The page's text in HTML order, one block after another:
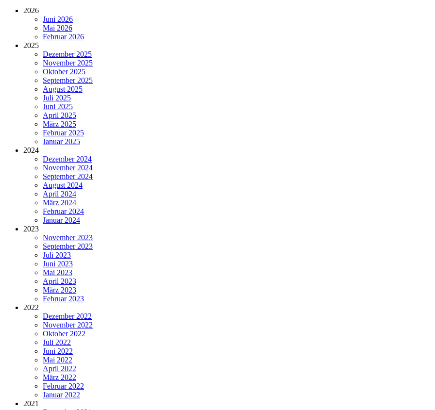
2026
Juni 2026
Mai 2026
Februar 2026
2025
Dezember 2025
November 2025
Oktober 2025
September 2025
August 2025
Juli 2025
Juni 2025
April 2025
März 2025
Februar 2025
Januar 2025
2024
Dezember 2024
November 2024
September 2024
August 2024
April 2024
März 2024
Februar 2024
Januar 2024
2023
November 2023
September 2023
Juli 2023
Juni 2023
Mai 2023
April 2023
März 2023
Februar 2023
2022
Dezember 2022
November 2022
Oktober 2022
Juli 2022
Juni 2022
Mai 2022
April 2022
März 2022
Februar 2022
Januar 2022
2021